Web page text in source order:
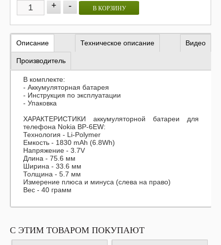
+ - В КОРЗИНУ
Описание Техническое описание Видео
Производитель
В комплекте:
- Аккумуляторная батарея
- Инструкция по эксплуатации
- Упаковка
ХАРАКТЕРИСТИКИ аккумуляторной батареи для
телефона Nokia BP-6EW:
Технология - Li-Polymer
Емкость - 1830 mAh (6.8Wh)
Напряжение - 3.7V
Длина - 75.6 мм
Ширина - 33.6 мм
Толщина - 5.7 мм
Измерение плюса и минуса (слева на право)
Вес - 40 грамм
С ЭТИМ ТОВАРОМ ПОКУПАЮТ